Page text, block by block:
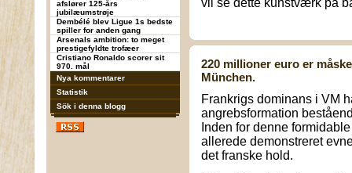
afslører 125-års
jubilæumstrøje
Dembélé blev Ligue 1s bedste
spiller for anden gang
Arsenals ambition: to meget
prestigefyldte trofæer
Cristiano Ronaldo scorer sit
970. mål
Nya kommentarer
Statistik
Sök i denna blogg
vil se dette kunstværk på
220 millioner euro er
München.
Frankrigs dominans i VM
angrebsformation
Inden for denne
allerede demonstreret
det franske hold.